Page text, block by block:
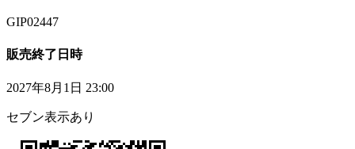
GIP02447
販売終了日時
2027年8月1日 23:00
セブン表示あり